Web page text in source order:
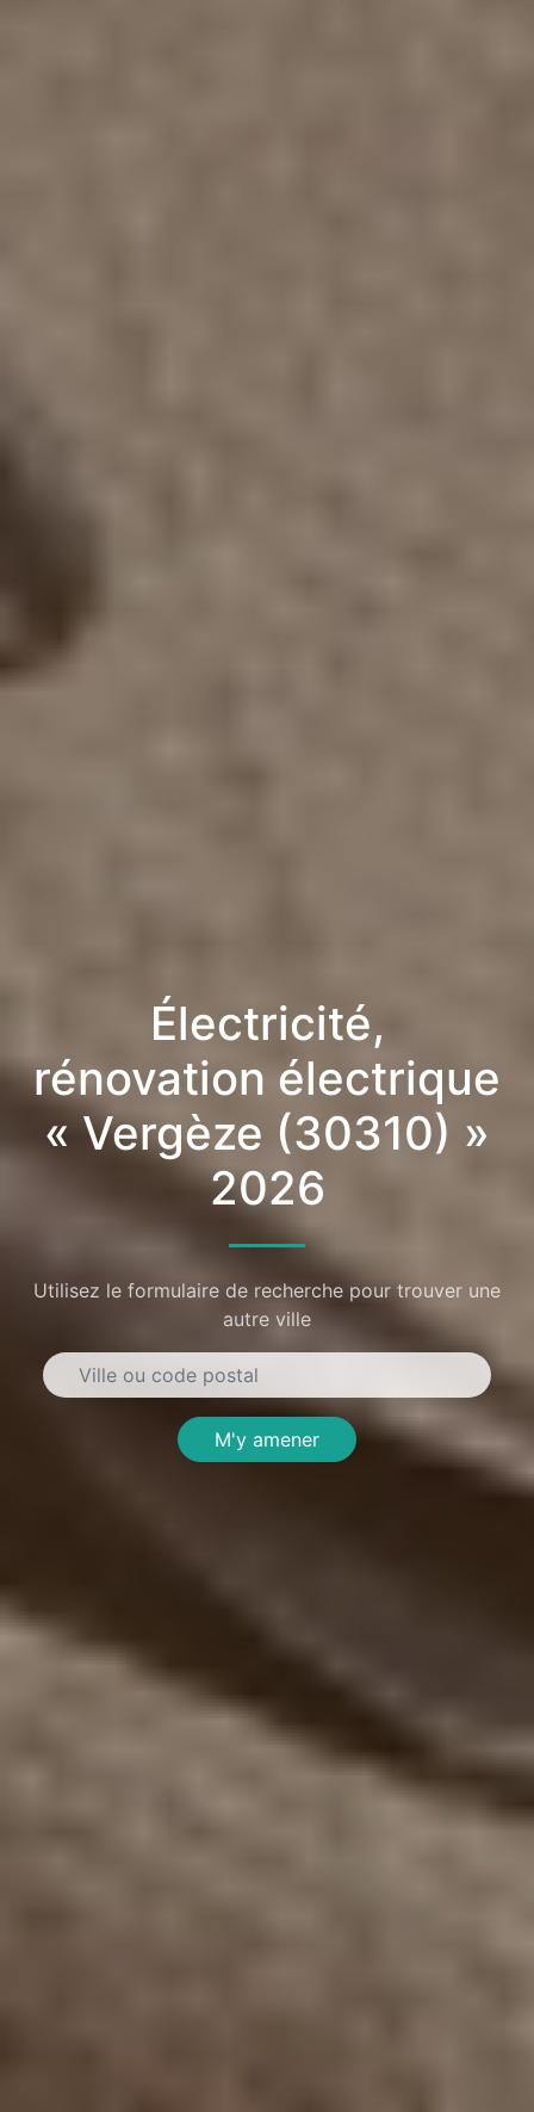
Électricité,
rénovation électrique
« Vergèze (30310) »
2026
Utilisez le formulaire de recherche pour trouver une
autre ville
M'y amener